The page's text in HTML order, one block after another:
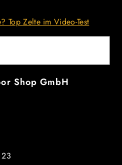
Top Zelte im Video-Test
Shop GmbH